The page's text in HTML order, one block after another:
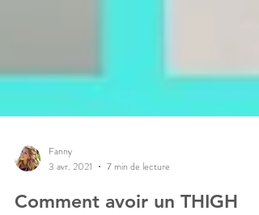
3 avr. 2021
7 min de lecture